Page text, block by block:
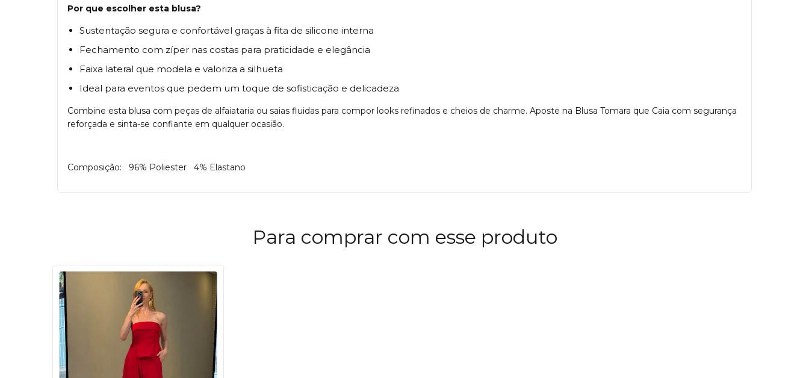
Por que escolher esta blusa?
Sustentação segura e confortável graças à fita de silicone interna
Fechamento com zíper nas costas para praticidade e elegância
Faixa lateral que modela e valoriza a silhueta
Ideal para eventos que pedem um toque de sofisticação e delicadeza
Combine esta blusa com peças de alfaiataria ou saias fluidas para compor looks refinados e cheios de charme. Aposte na Blusa Tomara que Caia com segurança
reforçada e sinta-se confiante em qualquer ocasião.
Composição: 96% Poliester 4% Elastano
Para comprar com esse produto